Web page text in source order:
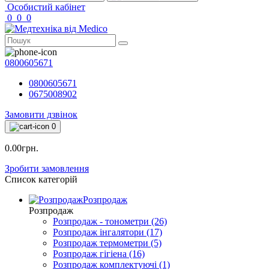
Особистий кабінет
0 0 0
0800605671
0800605671
0675008902
Замовити дзвінок
0
0.00грн.
Зробити замовлення
Список категорій
Розпродаж
Розпродаж
Розпродаж - тонометри (26)
Розпродаж інгалятори (17)
Розпродаж термометри (5)
Розпродаж гігіена (16)
Розпродаж комплектуючі (1)